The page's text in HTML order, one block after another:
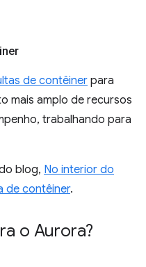
de contêiner para
mais amplo de recursos
trabalhando para
blog, No interior do
de contêiner.
o Aurora?